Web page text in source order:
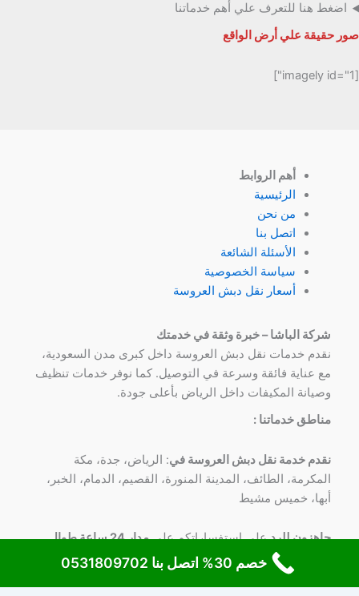
اضغط هنا للتعرف علي أهم خدماتنا
صور حقيقة علي أرض الواقع
[imagely id="1"]
أهم الروابط
الرئيسية
من نحن
اتصل بنا
الأسئلة الشائعة
سياسة الخصوصية
أسعار نقل دبش العروسة
شركة الباشا – خبرة وثقة في خدمتك
نقدم خدمات نقل دبش العروسة داخل كبرى مدن السعودية،
مع عناية فائقة وسرعة في التوصيل. كما نوفر خدمات تنظيف
وصيانة المكيفات داخل الرياض بأعلى جودة.
مناطق خدماتنا :
نقدم خدمة نقل دبش العروسة في: الرياض، جدة، مكة
المكرمة، الطائف، المدينة المنورة، القصيم، الدمام، الخبر،
أبها، خميس مشيط
جاهزون للردعلي استفساراتكم علي
مدار 24 ساعة طوال
علي رقم 0531809702
خصم 30% اتصل بنا 0531809702